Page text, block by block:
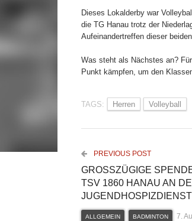
Dieses Lokalderby war
die TG Hanau trotz der
Aufeinandertreffen dieser beiden
Was steht als Nächstes an?
Punkt kämpfen, um den
TAGS: Herren Volleyball
PREVIOUS POST
GROSSZÜGIGE
SV 1860 HANAU AN
UGENDHOSPIZDIENST
ALLGEMEIN BADMINTON 7.